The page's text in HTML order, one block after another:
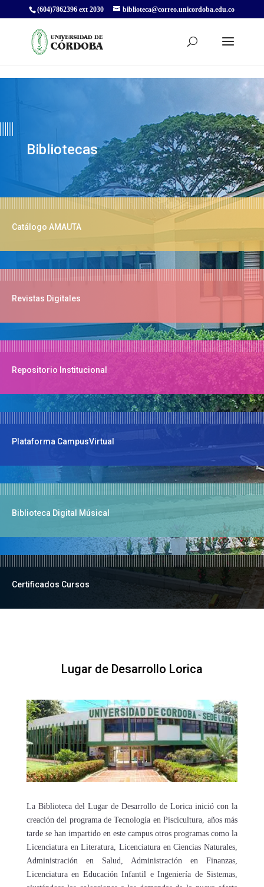
(604)7862396 ext 2030 biblioteca@correo.unicordoba.edu.co
Bibliotecas
Catálogo AMAUTA
Revistas Digitales
Repositorio Institucional
Plataforma CampusVirtual
Biblioteca Digital Músical
Certificados Cursos
Lugar de Desarrollo Lorica
La Biblioteca del Lugar de Desarrollo de Lorica inició con la
creación del programa de Tecnología en Piscicultura, años más
tarde se han impartido en este campus otros programas como la
Licenciatura en Literatura, Licenciatura en Ciencias Naturales,
Administración en Salud, Administración en Finanzas,
Licenciatura en Educación Infantil e Ingeniería de Sistemas,